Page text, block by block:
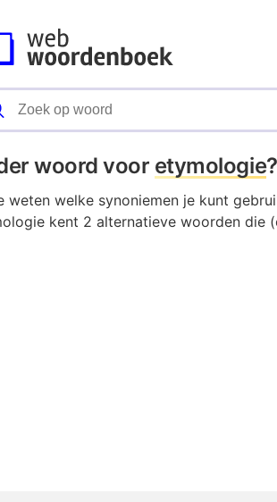
woord voor etymologie
weten welke synoniemen je kunt
kent 2 alternatieve woorden die